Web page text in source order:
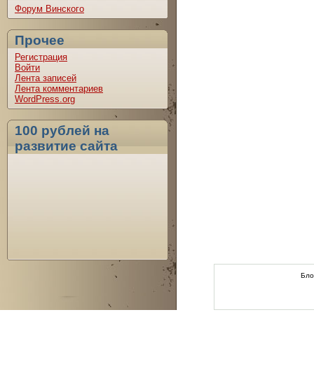
Форум Винского
Прочее
Регистрация
Войти
Лента записей
Лента комментариев
WordPress.org
100 рублей на
развитие сайта